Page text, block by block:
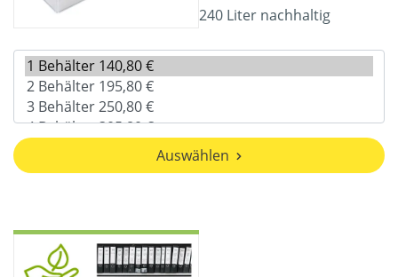
240 Liter nachhaltig
Auswählen